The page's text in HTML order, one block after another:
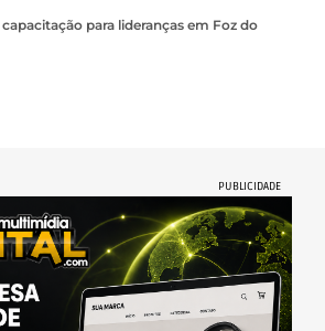
para lideranças em Foz do
PUBLICIDADE